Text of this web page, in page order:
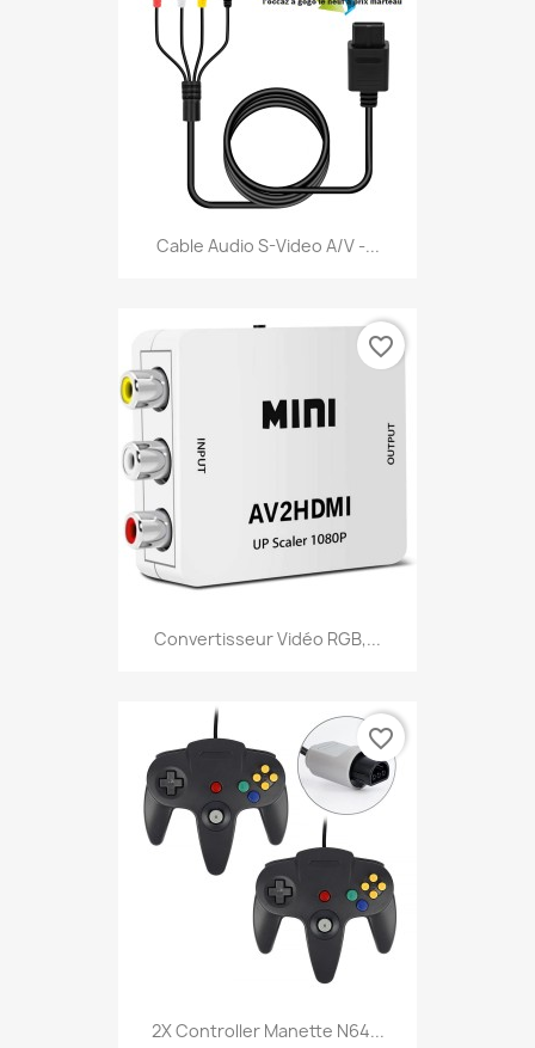
Cable Audio S-Video A/V -...
Convertisseur Vidéo RGB,...
favorite_border
2X Controller Manette N64...
favorite_border